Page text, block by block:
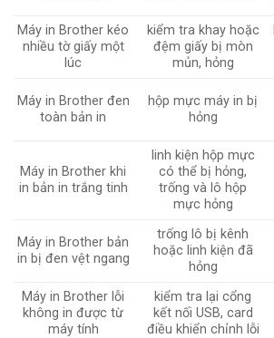
Máy in Brother kéo
nhiều tờ giấy một
lúc
kiểm tra khay hoặc
đệm giấy bị mòn
mủn, hỏng
Máy in Brother đen
toàn bản in
hộp mực máy in bị
hỏng
Máy in Brother khi
in bản in trắng tinh
linh kiện hộp mực
có thể bị hỏng,
trống và lô hộp
mực hỏng
Máy in Brother bản
in bị đen vệt ngang
trống lô bị kênh
hoặc linh kiện đã
hỏng
Máy in Brother lỗi
không in được từ
máy tính
kiểm tra lại cổng
kết nối USB, card
điều khiển chỉnh lỗi